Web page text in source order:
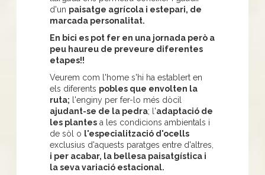
d'un paisatge agrícola i estepari, de
marcada personalitat.
En bici es pot fer en una jornada però a
peu haureu de preveure diferentes
etapes!!
Veurem com l'home s'hi ha establert en
els diferents pobles que envolten la
ruta; l'enginy per fer-lo més dòcil
ajudant-se de la pedra; l'adaptació de
les plantes a les condicions ambientals i
de sòl o l'especialització d'ocells
exclusius d'aquests paratges entre d'altres,
i per acabar, la bellesa paisatgística i
la seva variació estacional.